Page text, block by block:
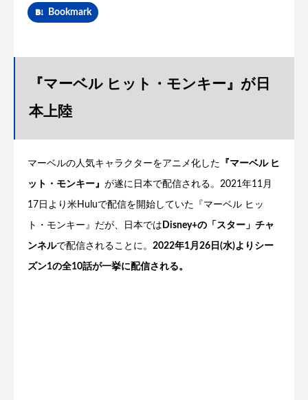
Bookmark
『マーベル ヒット・モンキー』が日
本上陸
マーベルの人気キャラクターをアニメ化した 『マーベル ヒ
ット・モンキー』 が遂に日本で配信される。2021年11月
17日より米Huluで配信を開始していた『マーベル ヒッ
ト・モンキー』だが、日本では Disney+の「スター」チャ
ンネルで配信されることに。 2022年1月26日(水)よりシー
ズン1の全10話が一挙に配信される。